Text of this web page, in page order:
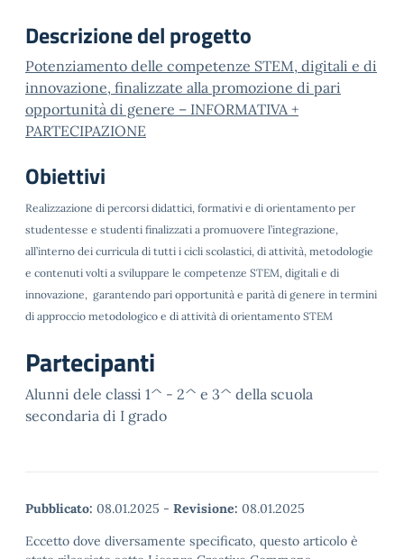
Descrizione del progetto
Potenziamento delle competenze STEM, digitali e di
innovazione, finalizzate alla promozione di pari
opportunità di genere – INFORMATIVA +
PARTECIPAZIONE
Obiettivi
Realizzazione di percorsi didattici, formativi e di orientamento per
studentesse e studenti finalizzati a promuovere l’integrazione,
all’interno dei curricula di tutti i cicli scolastici, di attività, metodologie
e contenuti volti a sviluppare le competenze STEM, digitali e di
innovazione, garantendo pari opportunità e parità di genere in termini
di approccio metodologico e di attività di orientamento STEM
Partecipanti
Alunni dele classi 1^ - 2^ e 3^ della scuola
secondaria di I grado
Pubblicato: 08.01.2025 - Revisione: 08.01.2025
Eccetto dove diversamente specificato, questo articolo è